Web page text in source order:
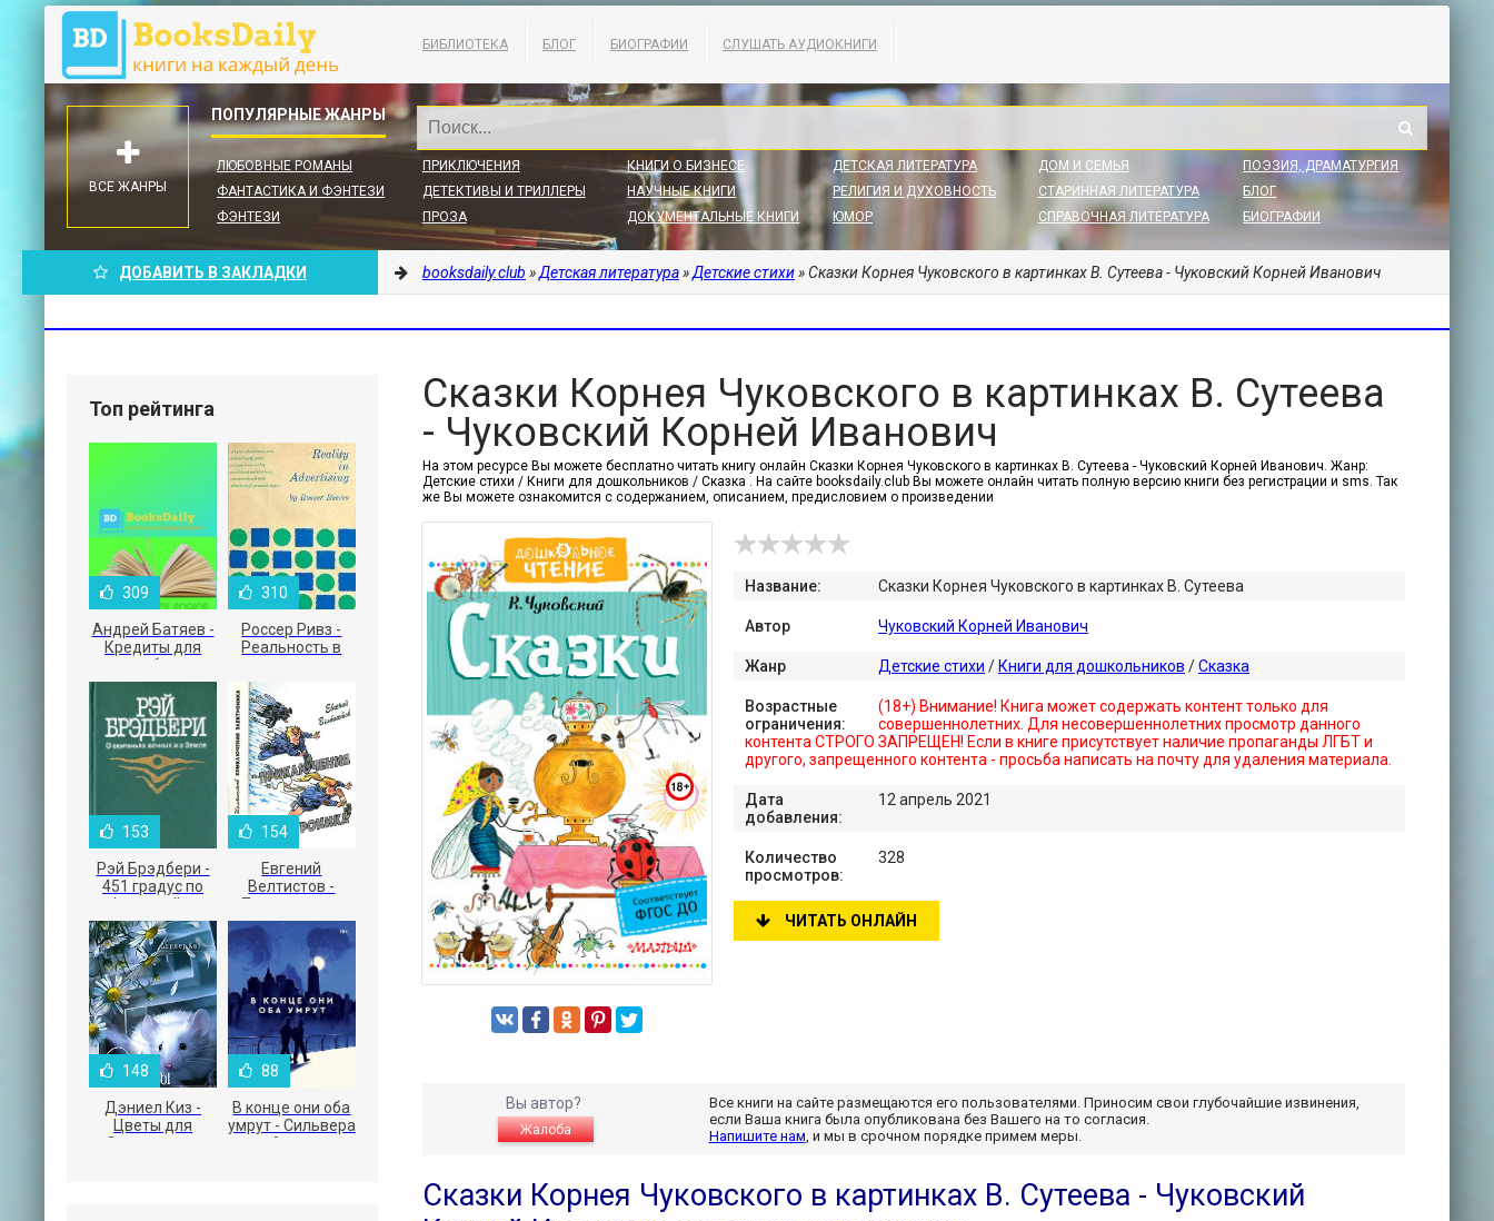
БИБЛИОТЕКА БЛОГ БИОГРАФИИ СЛУШАТЬ АУДИОКНИГИ
ЛЮБОВНЫЕ РОМАНЫ
ФАНТАСТИКА И ФЭНТЕЗИ
ФЭНТЕЗИ
ПРИКЛЮЧЕНИЯ
ДЕТЕКТИВЫ И ТРИЛЛЕРЫ
ПРОЗА
КНИГИ О БИЗНЕСЕ
НАУЧНЫЕ КНИГИ
ДОКУМЕНТАЛЬНЫЕ КНИГИ
ДЕТСКАЯ ЛИТЕРАТУРА
РЕЛИГИЯ И ДУХОВНОСТЬ
ЮМОР
ДОМ И СЕМЬЯ
СТАРИННАЯ ЛИТЕРАТУРА
СПРАВОЧНАЯ ЛИТЕРАТУРА
ПОЭЗИЯ, ДРАМАТУРГИЯ
БЛОГ
БИОГРАФИИ
ВСЕ ЖАНРЫ
ДОБАВИТЬ В ЗАКЛАДКИ booksdaily.club »Детская литература»Детские стихи» Сказки Корнея Чуковского в картинках В. Сутеева - Чуковский Корней Иванович
Сказки Корнея Чуковского в картинках В. Сутеева
- Чуковский Корней Иванович
На этом ресурсе Вы можете бесплатно читать книгу онлайн Сказки Корнея Чуковского в картинках В. Сутеева - Чуковский Корней Иванович. Жанр:
Детские стихи / Книги для дошкольников / Сказка . На сайте booksdaily.club Вы можете онлайн читать полную версию книги без регистрации и sms. Так
же Вы можете ознакомится с содержанием, описанием, предисловием о произведении
Название: Сказки Корнея Чуковского в картинках В. Сутеева
Автор Чуковский Корней Иванович
Жанр Детские стихи / Книги для дошкольников /Сказка
Возрастные
ограничения:
(18+) Внимание! Книга может содержать контент только для
совершеннолетних. Для несовершеннолетних просмотр данного
контента СТРОГО ЗАПРЕЩЕН! Если в книге присутствует наличие пропаганды ЛГБТ и
другого, запрещенного контента - просьба написать на почту для удаления материала.
Дата
добавления:
12 апрель 2021
Количество
просмотров:
328
ЧИТАТЬ ОНЛАЙН
Вы автор?
Жалоба
Все книги на сайте размещаются его пользователями. Приносим свои глубочайшие извинения,
если Ваша книга была опубликована без Вашего на то согласия.
Напишите нам, и мы в срочном порядке примем меры.
Сказки Корнея Чуковского в картинках В. Сутеева - Чуковский
Топ рейтинга
309
Андрей Батяев -
Кредиты для
малого бизнеса
310
Россер Ривз -
Реальность в
153
Рэй Брэдбери -
451 градус по
Фаренгейту
154
Евгений
Велтистов -
Приключения
Электроника
148
Дэниел Киз -
Цветы для
Элджернона
88
В конце они оба
умрут - Сильвера
Адам